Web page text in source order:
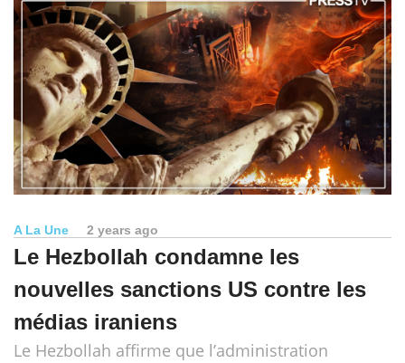
A La Une 2 years ago
Le Hezbollah condamne les
nouvelles sanctions US contre les
médias iraniens
Le Hezbollah affirme que l’administration